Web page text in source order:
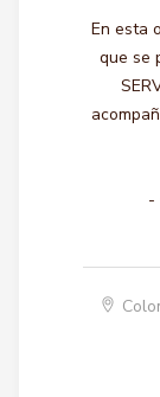
En esta
que se
-